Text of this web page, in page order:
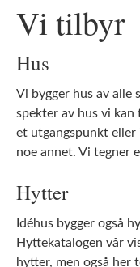
Vi tilbyr
Hus
Vi bygger hus av alle
spekter av hus vi kan
et utgangspunkt eller
noe annet. Vi tegner
Hytter
Idéhus bygger også
Hyttekatalogen vår
hytter, men også her